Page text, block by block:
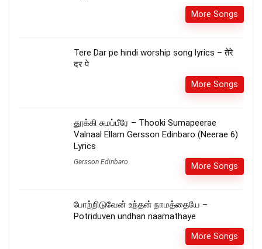
More Songs
Tere Dar pe hindi worship song lyrics – तेरे
दर पे
More Songs
தூக்கி சுமப்பீரே – Thooki Sumapeerae
Valnaal Ellam Gersson Edinbaro (Neerae 6)
Lyrics
Gersson Edinbaro More Songs
போற்றிடுவேன் உந்தன் நாமத்தையே –
Potriduven undhan naamathaye
More Songs